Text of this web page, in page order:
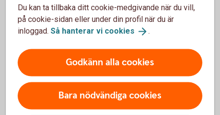
Kurser och
marknadsinformation
Den svenska marknaden.
Logga in för att sebörskurser
Du kan ta tillbaka ditt cookie-medgivande när du vill,
på cookie-sidan eller under din profil när du är
inloggad. Så hanterar vi cookies .
Godkänn alla cookies
Bara nödvändiga cookies